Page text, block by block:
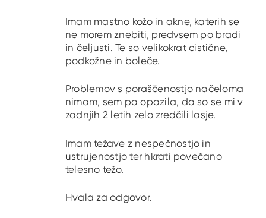
Imam mastno kožo in akne, katerih se
ne morem znebiti, predvsem po bradi
in čeljusti. Te so velikokrat cistične,
podkožne in boleče.
Problemov s poraščenostjo načeloma
nimam, sem pa opazila, da so se mi v
zadnjih 2 letih zelo zredčili lasje.
Imam težave z nespečnostjo in
ustrujenostjo ter hkrati povečano
telesno težo.
Hvala za odgovor.